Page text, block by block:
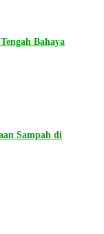
Bahaya
Sampah di